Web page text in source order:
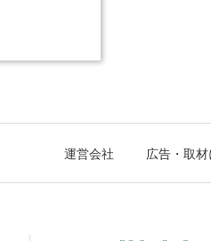
運営会社 広告・取